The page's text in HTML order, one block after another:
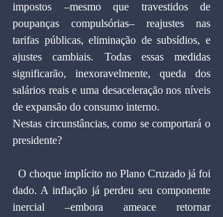
impostos –mesmo que travestidos de
poupanças compulsórias– reajustes nas
tarifas públicas, eliminação de subsídios, e
ajustes cambiais. Todas essas medidas
significarão, inexoravelmente, queda dos
salários reais e uma desaceleração nos níveis
de expansão do consumo interno.
Nestas circunstâncias, como se comportará o
presidente?
  O choque implícito no Plano Cruzado já foi
dado. A inflação já perdeu seu componente
inercial –embora ameace retornar